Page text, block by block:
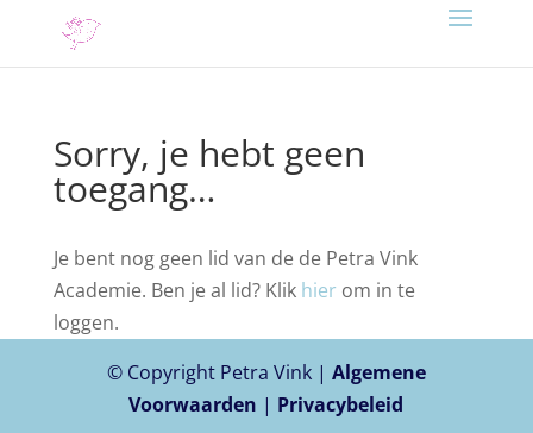
Sorry, je hebt geen
toegang…
Je bent nog geen lid van de de Petra Vink
Academie. Ben je al lid? Klik hier om in te
loggen.
© Copyright Petra Vink | Algemene
Voorwaarden | Privacybeleid